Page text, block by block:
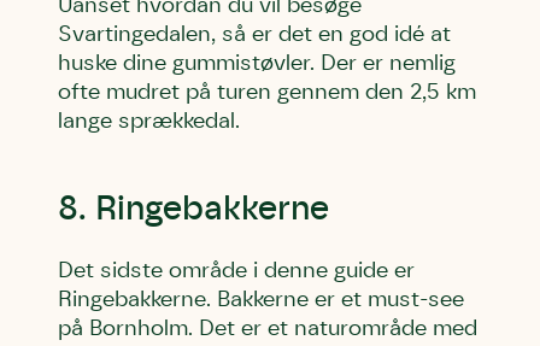
Uanset hvordan du vil besøge
Svartingedalen, så er det en god idé at
huske dine gummistøvler. Der er nemlig
ofte mudret på turen gennem den 2,5 km
lange sprækkedal.
8. Ringebakkerne
Det sidste område i denne guide er
Ringebakkerne. Bakkerne er et must-see
på Bornholm. Det er et naturområde med